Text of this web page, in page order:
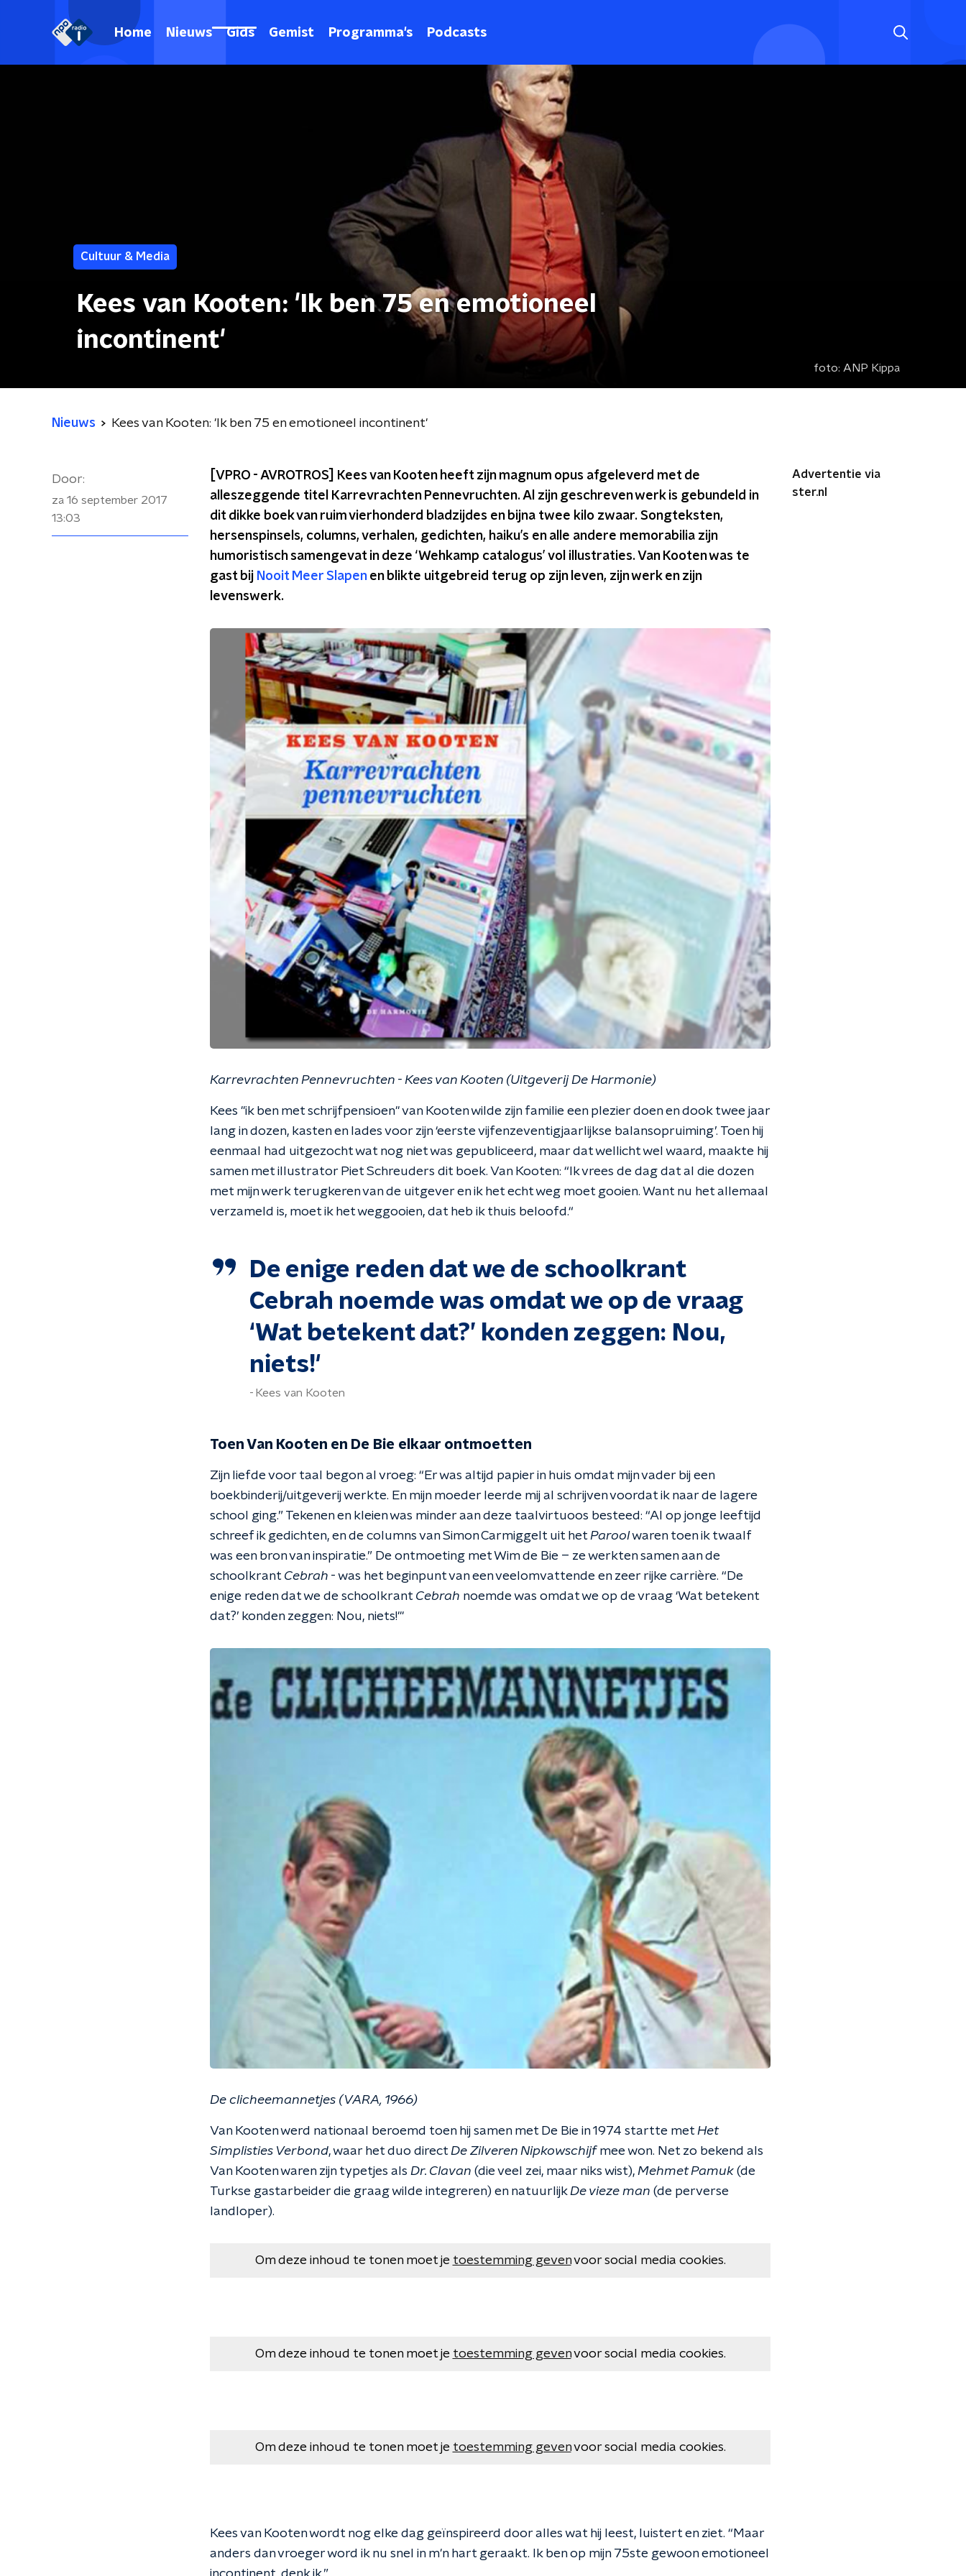
Home Nieuws Gids Gemist Programma's Podcasts
Cultuur & Media
Kees van Kooten: 'Ik ben 75 en emotioneel
incontinent'
foto: ANP Kippa
Nieuws Kees van Kooten: 'Ik ben 75 en emotioneel incontinent'
Door:
za 16 september 2017
13:03
[VPRO - AVROTROS] Kees van Kooten heeft zijn magnum opus afgeleverd met de
alleszeggende titel Karrevrachten Pennevruchten. Al zijn geschreven werk is gebundeld in
dit dikke boek van ruim vierhonderd bladzijdes en bijna twee kilo zwaar. Songteksten,
hersenspinsels, columns, verhalen, gedichten, haiku’s en alle andere memorabilia zijn
humoristisch samengevat in deze ‘Wehkamp catalogus’ vol illustraties. Van Kooten was te
gast bij Nooit Meer Slapenen blikte uitgebreid terug op zijn leven, zijn werk en zijn
levenswerk.
Karrevrachten Pennevruchten - Kees van Kooten (Uitgeverij De Harmonie)
Kees "ik ben met schrijfpensioen" van Kooten wilde zijn familie een plezier doen en dook twee jaar
lang in dozen, kasten en lades voor zijn ‘eerste vijfenzeventigjaarlijkse balansopruiming’. Toen hij
eenmaal had uitgezocht wat nog niet was gepubliceerd, maar dat wellicht wel waard, maakte hij
samen met illustrator Piet Schreuders dit boek. Van Kooten: “Ik vrees de dag dat al die dozen
met mijn werk terugkeren van de uitgever en ik het echt weg moet gooien. Want nu het allemaal
verzameld is, moet ik het weggooien, dat heb ik thuis beloofd.“
De enige reden dat we de schoolkrant
Cebrah noemde was omdat we op de vraag
‘Wat betekent dat?’ konden zeggen: Nou,
niets!'
Kees van Kooten
Toen Van Kooten en De Bie elkaar ontmoetten
Zijn liefde voor taal begon al vroeg: “Er was altijd papier in huis omdat mijn vader bij een
boekbinderij/uitgeverij werkte. En mijn moeder leerde mij al schrijven voordat ik naar de lagere
school ging.” Tekenen en kleien was minder aan deze taalvirtuoos besteed: “Al op jonge leeftijd
schreef ik gedichten, en de columns van Simon Carmiggelt uit het Paroolwaren toen ik twaalf
was een bron van inspiratie.” De ontmoeting met Wim de Bie – ze werkten samen aan de
schoolkrant Cebrah - was het beginpunt van een veelomvattende en zeer rijke carrière. “De
enige reden dat we de schoolkrant Cebrah noemde was omdat we op de vraag ‘Wat betekent
dat?’ konden zeggen: Nou, niets!'"
De clicheemannetjes (VARA, 1966)
Van Kooten werd nationaal beroemd toen hij samen met De Bie in 1974 startte met Het
Simplisties Verbond, waar het duo direct De Zilveren Nipkowschijfmee won. Net zo bekend als
Van Kooten waren zijn typetjes als Dr. Clavan (die veel zei, maar niks wist), Mehmet Pamuk (de
Turkse gastarbeider die graag wilde integreren) en natuurlijkDe vieze man (de perverse
landloper).
Om deze inhoud te tonen moet je toestemming gevenvoor social media cookies.
Om deze inhoud te tonen moet je toestemming gevenvoor social media cookies.
Om deze inhoud te tonen moet je toestemming gevenvoor social media cookies.
Kees van Kooten wordt nog elke dag geïnspireerd door alles wat hij leest, luistert en ziet. “Maar
anders dan vroeger word ik nu snel in m'n hart geraakt. Ik ben op mijn 75ste gewoon emotioneel
Advertentie via
ster.nl